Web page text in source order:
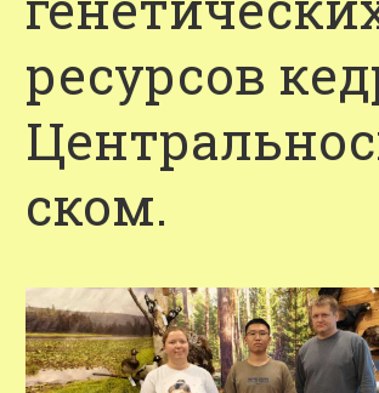
ресурсов
ском.